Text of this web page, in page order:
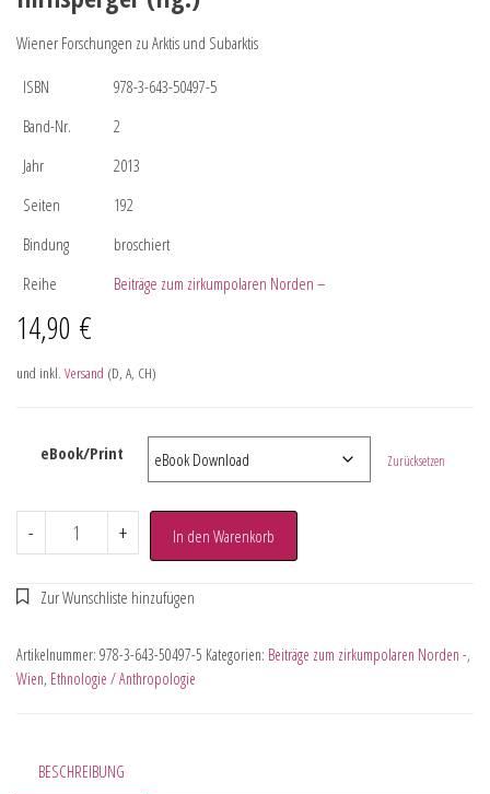
Wiener Forschungen zu Arktis und Subarktis
ISBN
978-3-643-50497-5
Band-Nr.
2
Jahr
2013
Seiten
192
Bindung
broschiert
Reihe
Beiträge zum zirkumpolaren Norden –
14,90 €
und inkl. Versand (D, A, CH)
eBook/Print Zurücksetzen
- + In den Warenkorb
Artikelnummer: 978-3-643-50497-5 Kategorien: Beiträge zum zirkumpolaren Norden -,
Wien, Ethnologie / Anthropologie
BESCHREIBUNG